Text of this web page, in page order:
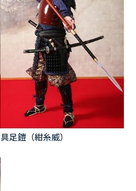
具足鎧（紺糸威）